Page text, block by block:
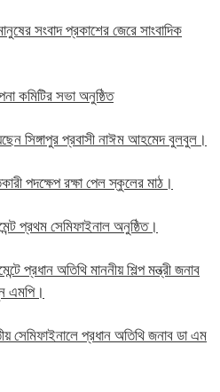
সংবাদ প্রকাশের জেরে সাংবাদিক
কমিটির সভা অনুষ্ঠিত
সিঙ্গাপুর প্রবাসী নাঈম আহমেদ বুলবুল।
পদক্ষেপ রক্ষা পেল স্কুলের মাঠ।
প্রথম সেমিফাইনাল অনুষ্ঠিত।
প্রধান অতিথি মাননীয় শিল্প মন্ত্রী জনাব
এমপি।
সেমিফাইনালে প্রধান অতিথি জনাব ডা এম